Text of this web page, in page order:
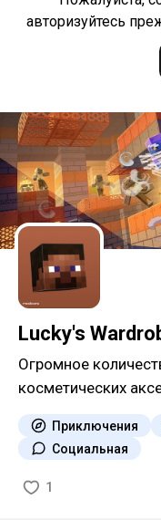
авторизуйтесь
Lucky's
Огромное
косметических
Приключения
Социальная
1